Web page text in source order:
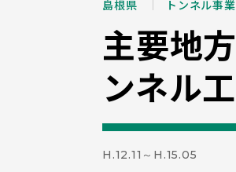
島根県 トンネル事業
主要地
ンネル
H.12.11～H.15.05